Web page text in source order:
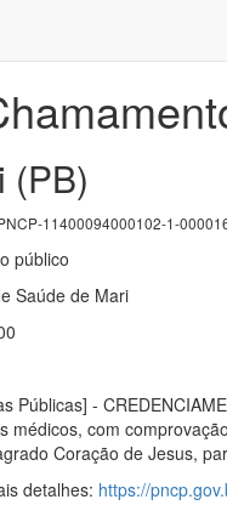
(PB)
11400094000102-1-
público
Saúde de Mari
Públicas] -
médicos, com
Coração de Jesus,
detalhes: https://